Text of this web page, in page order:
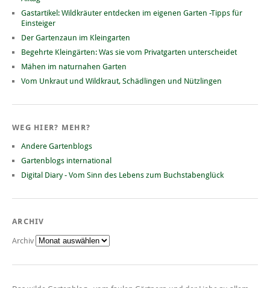
Gastartikel: Wildkräuter entdecken im eigenen Garten -Tipps für
Einsteiger
Der Gartenzaun im Kleingarten
Begehrte Kleingärten: Was sie vom Privatgarten unterscheidet
Mähen im naturnahen Garten
Vom Unkraut und Wildkraut, Schädlingen und Nützlingen
WEG HIER? MEHR?
Andere Gartenblogs
Gartenblogs international
Digital Diary - Vom Sinn des Lebens zum Buchstabenglück
ARCHIV
Archiv